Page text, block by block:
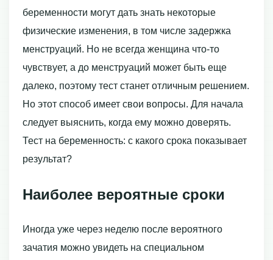
беременности могут дать знать некоторые
физические изменения, в том числе задержка
менструаций. Но не всегда женщина что-то
чувствует, а до менструаций может быть еще
далеко, поэтому тест станет отличным решением.
Но этот способ имеет свои вопросы. Для начала
следует выяснить, когда ему можно доверять.
Тест на беременность: с какого срока показывает
результат?
Наиболее вероятные сроки
Иногда уже через неделю после вероятного
зачатия можно увидеть на специальном